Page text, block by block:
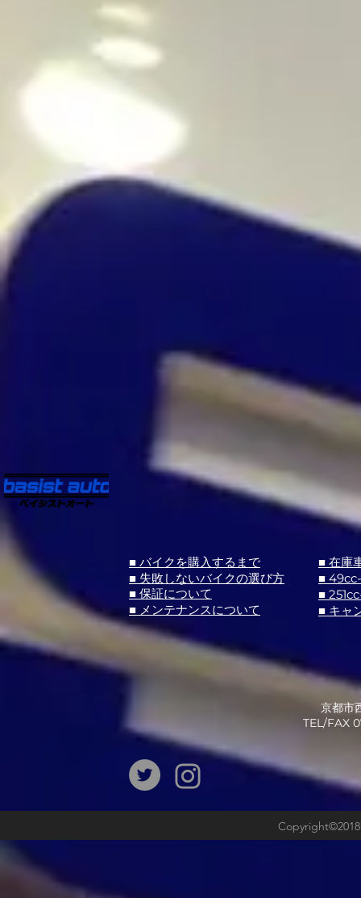
■ バイクを購入するまで
■ 失敗しないバイクの選び方
■ 保証について
■ メンテナンスについて
■ 在庫
■
■
■ キャ
京都市
​TEL/FAX